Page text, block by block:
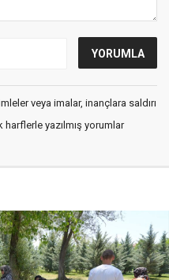
veya imalar, inançlara saldırı
yazılmış yorumlar